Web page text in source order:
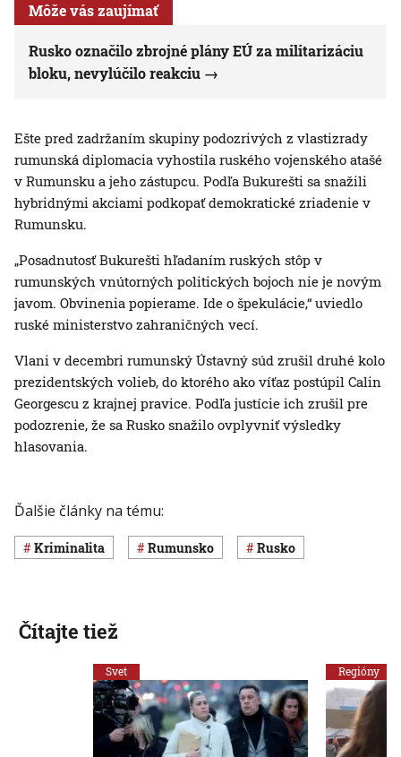
Môže vás zaujímať
Rusko označilo zbrojné plány EÚ za militarizáciu
bloku, nevylúčilo reakciu
Ešte pred zadržaním skupiny podozrivých z vlastizrady
rumunská diplomacia vyhostila ruského vojenského atašé
v Rumunsku a jeho zástupcu. Podľa Bukurešti sa snažili
hybridnými akciami podkopať demokratické zriadenie v
Rumunsku.
„Posadnutosť Bukurešti hľadaním ruských stôp v
rumunských vnútorných politických bojoch nie je novým
javom. Obvinenia popierame. Ide o špekulácie,“ uviedlo
ruské ministerstvo zahraničných vecí.
Vlani v decembri rumunský Ústavný súd zrušil druhé kolo
prezidentských volieb, do ktorého ako víťaz postúpil Calin
Georgescu z krajnej pravice. Podľa justície ich zrušil pre
podozrenie, že sa Rusko snažilo ovplyvniť výsledky
hlasovania.
Ďalšie články na tému:
Kriminalita Rumunsko Rusko
Čítajte tiež
Svet Regióny